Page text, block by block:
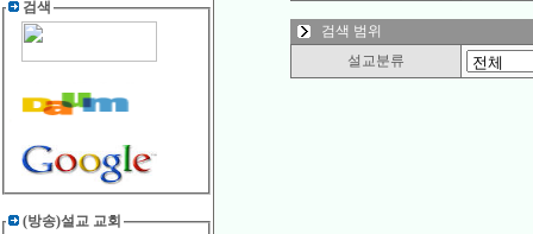
검색
(방송)설교 교회
검색 범위
설교분류